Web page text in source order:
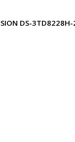
DS-3TD8228H-